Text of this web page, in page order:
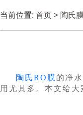
当前位置: 首页> 陶氏
陶氏RO膜的净
用尤其多。本文给大